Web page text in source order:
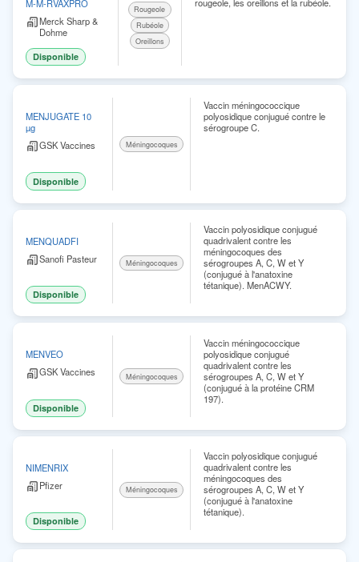
M-M-RVAXPRO
Merck Sharp &
Dohme
Disponible
Rougeole
Rubéole
Oreillons
rougeole, les oreillons et la rubéole.
MENJUGATE 10
µg
GSK Vaccines
Disponible
Méningocoques
Vaccin méningococcique
polyosidique conjugué contre le
sérogroupe C.
MENQUADFI
Sanofi Pasteur
Disponible
Méningocoques
Vaccin polyosidique conjugué
quadrivalent contre les
méningocoques des
sérogroupes A, C, W et Y
(conjugué à l'anatoxine
tétanique). MenACWY.
MENVEO
GSK Vaccines
Disponible
Méningocoques
Vaccin méningococcique
polyosidique conjugué
quadrivalent contre les
sérogroupes A, C, W et Y
(conjugué à la protéine CRM
197).
NIMENRIX
Pfizer
Disponible
Méningocoques
Vaccin polyosidique conjugué
quadrivalent contre les
méningocoques des
sérogroupes A, C, W et Y
(conjugué à l'anatoxine
tétanique).